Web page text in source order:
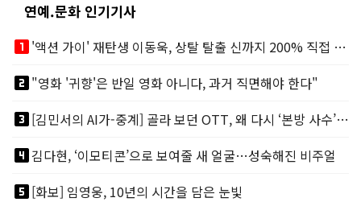
연예.문화 인기기사
looks_one
'액션 가이' 재탄생 이동욱, 상탈 탈출 신까지 200% 직접 소화
looks_two"영화 '귀향'은 반일 영화 아니다, 과거 직면해야 한다"
looks_3
[김민서의 AI가-중계] 골라 보던 OTT, 왜 다시 ‘본방 사수’를 부르나
looks_4김다현, ‘이모티콘’으로 보여줄 새 얼굴…성숙해진 비주얼
looks_5[화보] 임영웅, 10년의 시간을 담은 눈빛